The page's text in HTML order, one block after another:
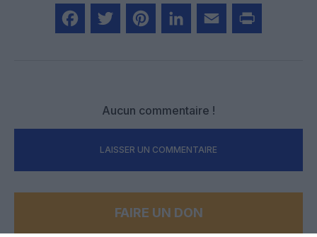
Aucun commentaire !
LAISSER UN COMMENTAIRE
FAIRE UN DON